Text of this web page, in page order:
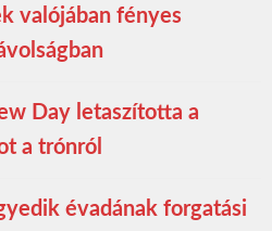
valójában fényes
Day letaszította a
a trónról
évadának forgatási